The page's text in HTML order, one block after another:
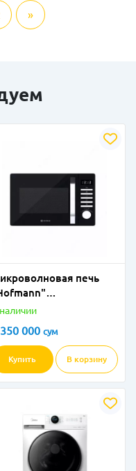
»
печь
HF
000 сум
Купить В корзину